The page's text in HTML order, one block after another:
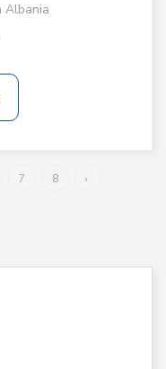
Albania
7 8 ›